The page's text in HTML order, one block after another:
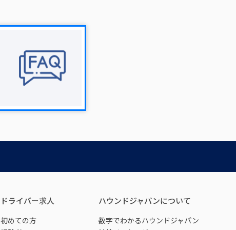
ドライバー求人
初めての方
ハウンドジャパンについて
数字でわかるハウンドジャパン